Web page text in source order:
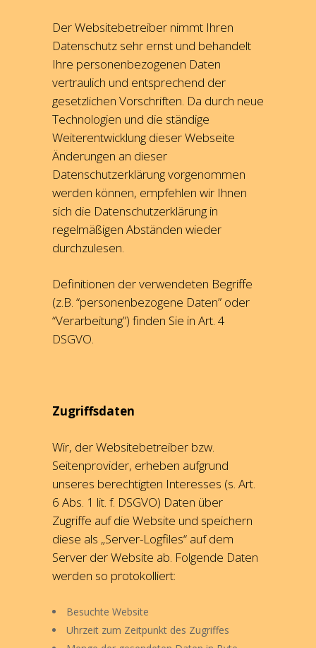
Der Websitebetreiber nimmt Ihren
Datenschutz sehr ernst und behandelt
Ihre personenbezogenen Daten
vertraulich und entsprechend der
gesetzlichen Vorschriften. Da durch neue
Technologien und die ständige
Weiterentwicklung dieser Webseite
Änderungen an dieser
Datenschutzerklärung vorgenommen
werden können, empfehlen wir Ihnen
sich die Datenschutzerklärung in
regelmäßigen Abständen wieder
durchzulesen.
Definitionen der verwendeten Begriffe
(z.B. “personenbezogene Daten” oder
“Verarbeitung”) finden Sie in Art. 4
DSGVO.
Zugriffsdaten
Wir, der Websitebetreiber bzw.
Seitenprovider, erheben aufgrund
unseres berechtigten Interesses (s. Art.
6 Abs. 1 lit. f. DSGVO) Daten über
Zugriffe auf die Website und speichern
diese als „Server-Logfiles“ auf dem
Server der Website ab. Folgende Daten
werden so protokolliert:
Besuchte Website
Uhrzeit zum Zeitpunkt des Zugriffes